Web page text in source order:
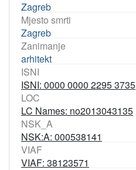
Zagreb
Mjesto smrti
Zagreb
Zanimanje
arhitekt
ISNI
ISNI: 0000 0000 2295 3735
LOC
LC Names: no2013043135
NSK_A
NSK:A: 000538141
VIAF
VIAF: 38123571